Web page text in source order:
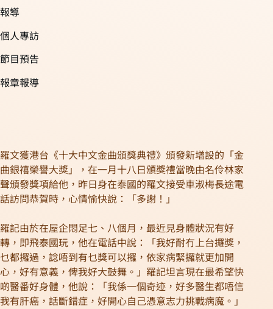
羅文獲港台《十大中文金曲頒獎典禮》頒發新增設的「金
曲銀禧榮譽大獎」，在一月十八日頒獎禮當晚由名伶林家
聲頒發獎項給他，昨日身在泰國的羅文接受車淑梅長途電
話訪問恭賀時，心情愉快說：「多謝！」
羅記由於在屋企悶足七、八個月，最近見身體狀況有好
轉，即飛泰國玩，他在電話中說：「我好耐冇上台攞獎，
乜都攞過，諗唔到有乜獎可以攞，依家病緊攞就更加開
心，好有意義，俾我好大鼓舞。」羅記坦言現在最希望快
啲醫番好身體，他說：「我係一個奇迹，好多醫生都唔信
我有肝癌，話斷錯症，好開心自己憑意志力挑戰病魔。」
報導
個人專訪
節目預告
報章報導